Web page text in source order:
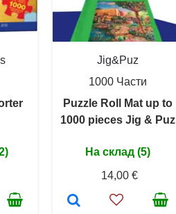
Jig&Puz
1000 Части
Puzzle Roll Mat up to
1000 pieces Jig & Puz
На склад (5)
14,00 €